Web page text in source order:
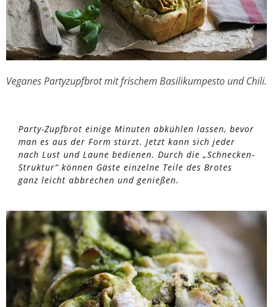
Veganes Partyzupfbrot mit frischem Basilikumpesto und Chili.
Party-Zupfbrot einige Minuten abkühlen lassen, bevor
man es aus der Form stürzt. Jetzt kann sich jeder
nach Lust und Laune bedienen. Durch die „Schnecken-
Struktur“ können Gäste einzelne Teile des Brotes
ganz leicht abbrechen und genießen.